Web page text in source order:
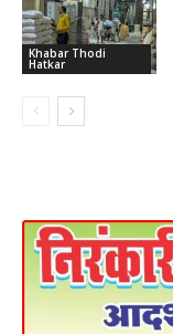
Khabar Thodi
Hatkar